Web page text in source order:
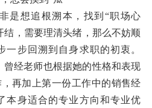
是想追根溯本，找到“职场心
结，需要理清头绪，那么不妨顺
一步回溯到自身求职的初衷。
曾经老师也根据她的性格和表现
再加上第一份工作中的销售经
本身适合的专业方向和专业优